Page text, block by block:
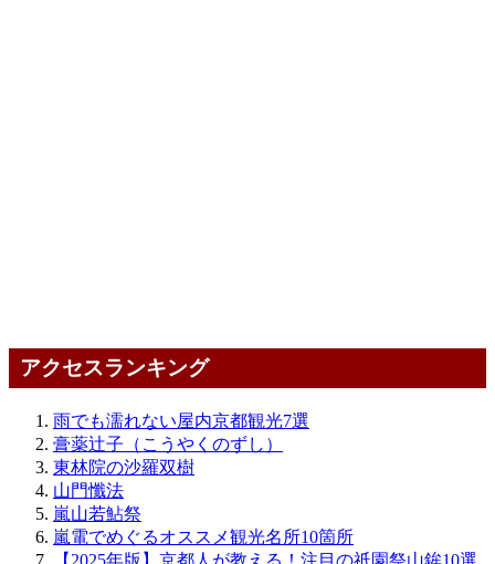
アクセスランキング
雨でも濡れない屋内京都観光7選
膏薬辻子（こうやくのずし）
東林院の沙羅双樹
山門懺法
嵐山若鮎祭
嵐電でめぐるオススメ観光名所10箇所
【2025年版】京都人が教える！注目の祇園祭山鉾10選